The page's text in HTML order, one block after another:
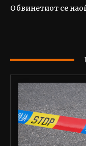
Обвинетиот се